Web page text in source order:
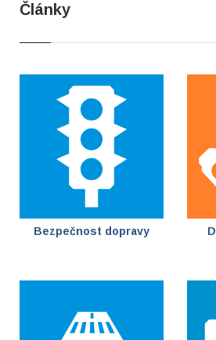
Články
Bezpečnost dopravy